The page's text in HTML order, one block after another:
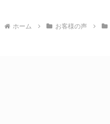
ホーム お客様の声